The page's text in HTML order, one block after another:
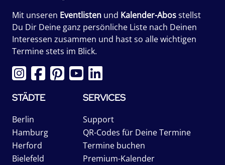
Mit unseren Eventlisten und Kalender-Abosstellst
Du Dir Deine ganz persönliche Liste nach Deinen
Interessen zusammen und hast so alle wichtigen
Termine stets im Blick.
STÄDTE
Berlin
Hamburg
Herford
Bielefeld
SERVICES
Support
QR-Codes für Deine Termine
Termine buchen
Premium-Kalender